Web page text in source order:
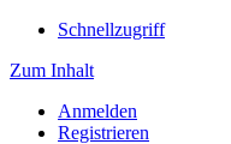
Schnellzugriff
Zum Inhalt
Anmelden
Registrieren